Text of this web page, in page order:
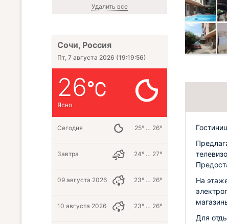
На
Для
Удалить все
Сочи, Россия
Пт, 7 августа 2026 (19:19:57)
26
Ясно
Сегодня 25° … 26°
Завтра 24° … 27°
09 августа 2026 23° … 26°
10 августа 2026 23° … 26°